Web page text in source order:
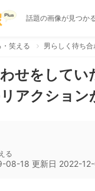
話題の画像が見つかる
笑える
せをして
アクショ
る
08-18 更新日 2022-